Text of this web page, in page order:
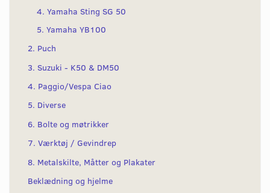
4. Yamaha Sting SG 50
5. Yamaha YB100
2. Puch
3. Suzuki - K50 & DM50
4. Paggio/Vespa Ciao
5. Diverse
6. Bolte og møtrikker
7. Værktøj / Gevindrep
8. Metalskilte, Måtter og Plakater
Beklædning og hjelme